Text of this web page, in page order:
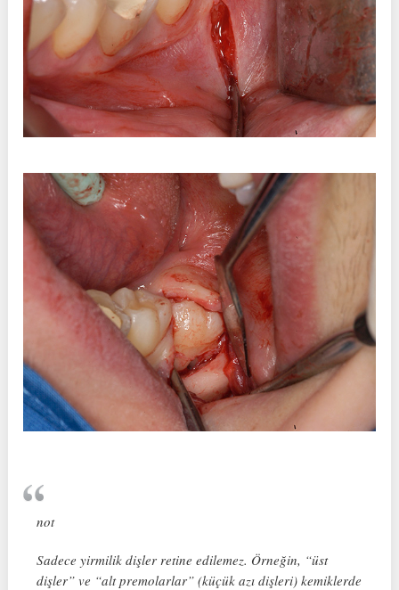
not
Sadece yirmilik dişler retine edilemez. Örneğin, “üst
dişler” ve “alt premolarlar” (küçük azı dişleri) kemiklerde